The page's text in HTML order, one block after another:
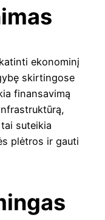
ekonominį
skirtingose
finansavimą
suteikia
plėtros ir gauti